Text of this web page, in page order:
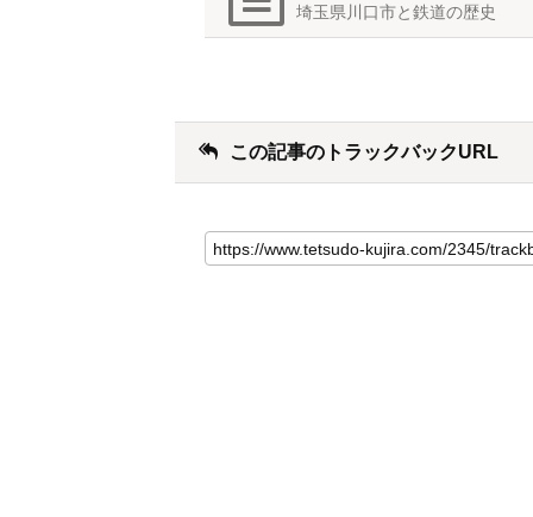
埼玉県川口市と鉄道の歴史
この記事のトラックバックURL